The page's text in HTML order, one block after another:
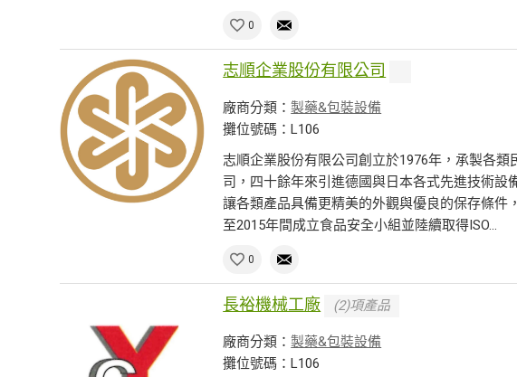
0
志順企業股份有限公司
廠商分類：製藥&包裝設備
攤位號碼：L106
志順企業股份有限公司創立於1976年，承製各
司，四十餘年來引進德國與日本各式先進技術設
讓各類產品具備更精美的外觀與優良的保存條件
至2015年間成立食品安全小組並陸續取得ISO...
0
長裕機械工廠 (2)項產品
廠商分類：製藥&包裝設備
攤位號碼：L106